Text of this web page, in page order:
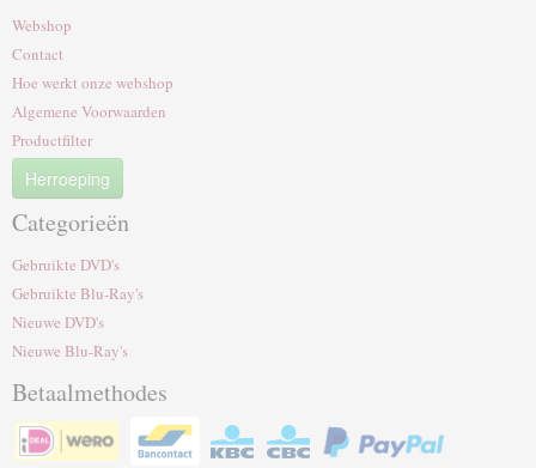
Webshop
Contact
Hoe werkt onze webshop
Algemene Voorwaarden
Productfilter
Herroeping
Categorieën
Gebruikte DVD's
Gebruikte Blu-Ray's
Nieuwe DVD's
Nieuwe Blu-Ray's
Betaalmethodes